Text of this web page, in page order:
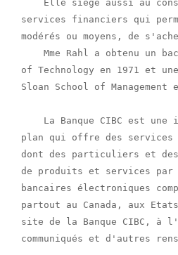
Elle siège aussi au
services financiers qui
modérés ou moyens, de
Mme Rahl a obtenu un
of Technology en 1971 et
Sloan School of Management
La Banque CIBC est une
plan qui offre des
dont des particuliers et
de produits et services par
bancaires électroniques
partout au Canada, aux
site de la Banque CIBC, à
communiqués et d'autres